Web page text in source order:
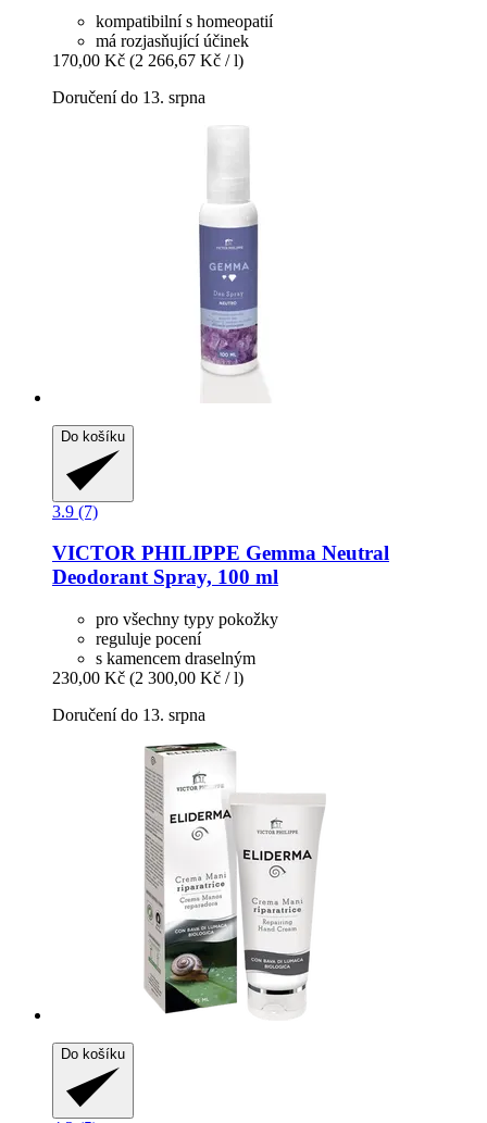
kompatibilní s homeopatií
má rozjasňující účinek
170,00 Kč (2 266,67 Kč / l)
Doručení do 13. srpna
Do košíku
3.9 (7)
VICTOR PHILIPPE Gemma Neutral
Deodorant Spray, 100 ml
pro všechny typy pokožky
reguluje pocení
s kamencem draselným
230,00 Kč (2 300,00 Kč / l)
Doručení do 13. srpna
Do košíku